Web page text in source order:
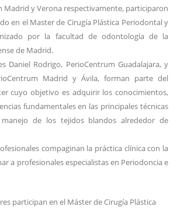
Madrid y Verona respectivamente, participaron
en el Master de Cirugía Plástica Periodontal y
por la facultad de odontología de la
de Madrid.
Daniel Rodrigo, PerioCentrum Guadalajara, y
Madrid y Ávila, forman parte del
cuyo objetivo es adquirir los conocimientos,
fundamentales en las principales técnicas
de los tejidos blandos alrededor de
compaginan la práctica clínica con la
a profesionales especialistas en Periodoncia e